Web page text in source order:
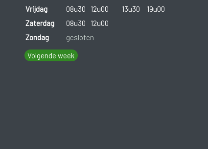
Vrijdag
08u30 12u00 13u30
19u00
Zaterdag
08u30
12u00
Zondag
gesloten
Volgende week